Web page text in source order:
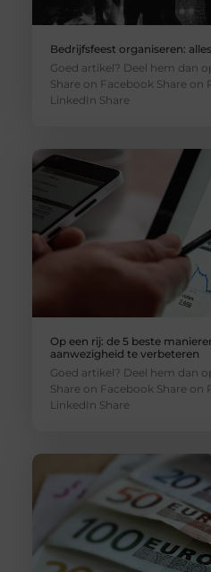
Bedrijfsfeest organiseren:
Goed artikel? Deel hem dan
Share on Facebook Share on
LinkedIn Share
Op een rij: de 5 beste
aanwezigheid te verbeteren
Goed artikel? Deel hem dan
Share on Facebook Share on
LinkedIn Share